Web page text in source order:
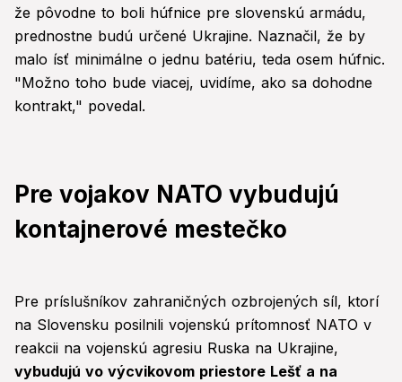
že pôvodne to boli húfnice pre slovenskú armádu,
prednostne budú určené Ukrajine. Naznačil, že by
malo ísť minimálne o jednu batériu, teda osem húfnic.
"Možno toho bude viacej, uvidíme, ako sa dohodne
kontrakt," povedal.
Pre vojakov NATO vybudujú
kontajnerové mestečko
Pre príslušníkov zahraničných ozbrojených síl, ktorí
na Slovensku posilnili vojenskú prítomnosť NATO v
reakcii na vojenskú agresiu Ruska na Ukrajine,
vybudujú vo výcvikovom priestore Lešť a na